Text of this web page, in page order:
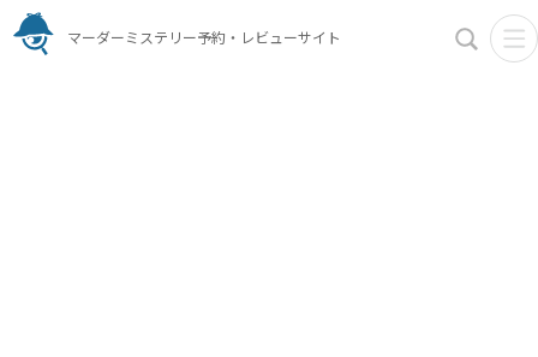
マーダーミステリー予約・レビューサイト